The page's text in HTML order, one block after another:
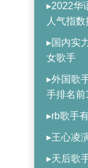
▸2022华
人气指
▸国内实
女歌手
▸外国歌
手排名前
▸rb歌手
▸王心凌
▸天后歌